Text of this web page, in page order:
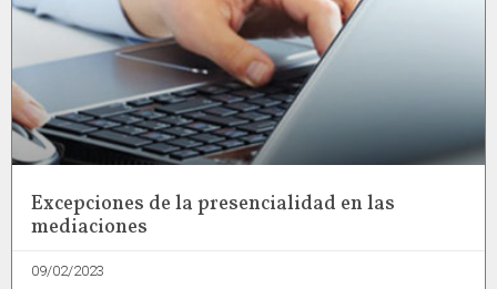
Excepciones de la presencialidad en las
mediaciones
09/02/2023